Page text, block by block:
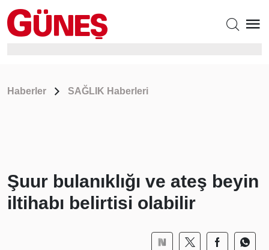
Haberler SAĞLIK Haberleri
Şuur bulanıklığı ve ateş beyin
iltihabı belirtisi olabilir